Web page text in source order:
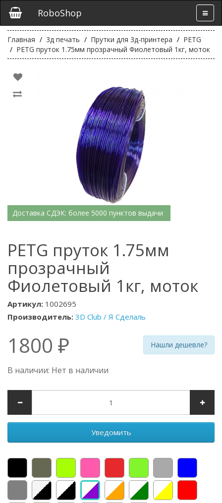
RoboShop
Главная 3д печать Прутки для 3д-принтера
PETG
PETG пруток 1.75мм прозрачный Фиолетовый 1кг, моток
Доставка СДЭК: более 5000 пунктов выдачи
PETG пруток 1.75мм
прозрачный
Фиолетовый 1кг, моток
Артикул: 1002695
Производитель: 3D Club / Я Сделаль
1800 ₽ Нашли дешевле?
В наличии: Нет в наличии
Уведомить